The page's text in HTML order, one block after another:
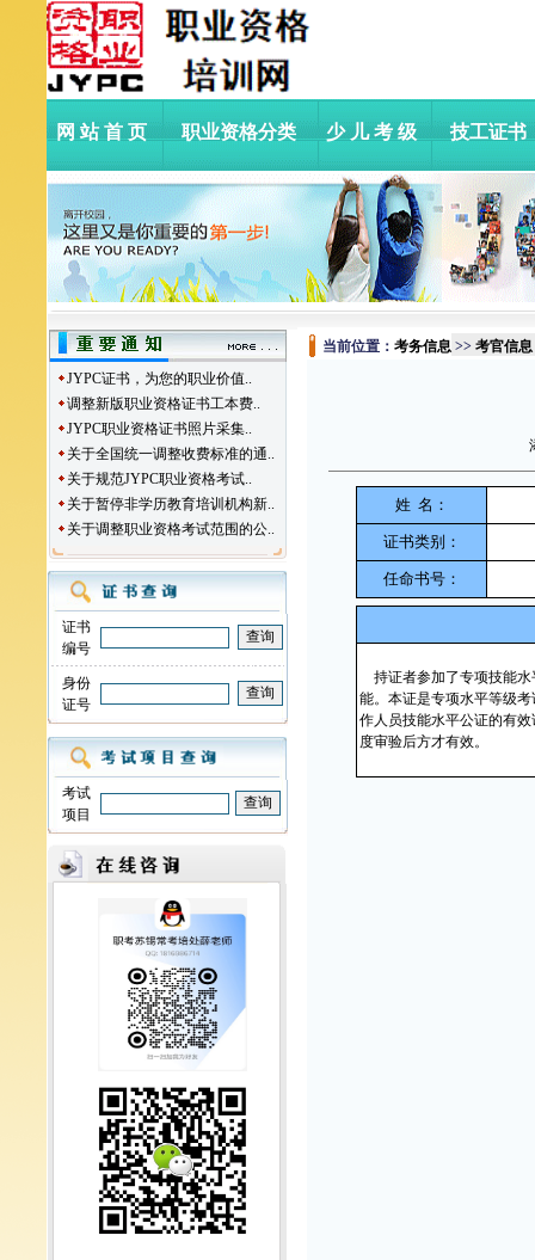
网站首页 职业资格分类 少儿考级 技工证书
JYPC证书，为您的职业价值..
调整新版职业资格证书工本费..
JYPC职业资格证书照片采集..
关于全国统一调整收费标准的通..
关于规范JYPC职业资格考试..
关于暂停非学历教育培训机构新..
关于调整职业资格考试范围的公..
证书
编号
身份
证号
考试
项目
当前位置： 考务信息 >> 考官信息
姓 名：
证书类别：
任命书号：
持证者参加了专项技能
能。本证是专项水平等级
作人员技能水平公证的有
度审验后方才有效。